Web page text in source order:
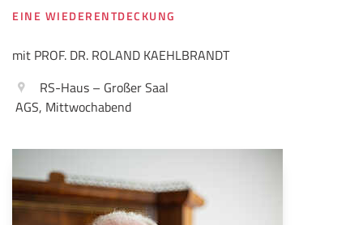
EINE WIEDERENTDECKUNG
mit PROF. DR. ROLAND KAEHLBRANDT
RS-Haus – Großer Saal
AGS, Mittwochabend